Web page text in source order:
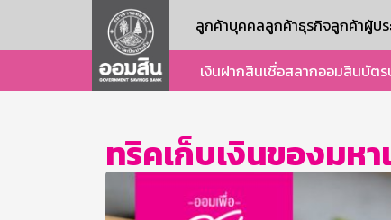
ลูกค้าบุคคลลูกค้าธุรกิจลูกค้าผู้ป
เงินฝากสินเชื่อสลากออมสินบัตร
ทริคเก็บเงินของมห